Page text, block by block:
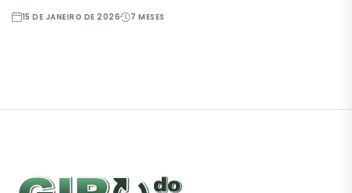
15 DE JANEIRO DE 2026 7 MESES